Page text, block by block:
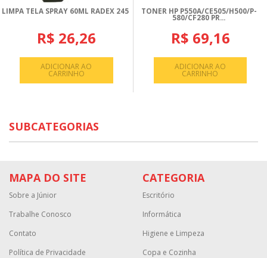
LIMPA TELA SPRAY 60ML RADEX 245
R$ 26,26
ADICIONAR AO
CARRINHO
TONER HP P550A/CE505/H500/P-
580/CF280 PR...
R$ 69,16
ADICIONAR AO
CARRINHO
SUBCATEGORIAS
MAPA DO SITE
Sobre a Júnior
Trabalhe Conosco
Contato
Política de Privacidade
CATEGORIA
Escritório
Informática
Higiene e Limpeza
Copa e Cozinha